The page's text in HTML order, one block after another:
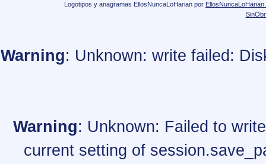
Logotipos y anagramas EllosNuncaLoHarian por
Warning: Unknown: write failed:
Warning: Unknown: Failed to
current setting of